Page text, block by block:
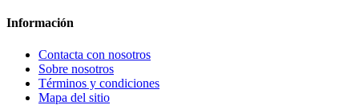
Información
Contacta con nosotros
Sobre nosotros
Términos y condiciones
Mapa del sitio